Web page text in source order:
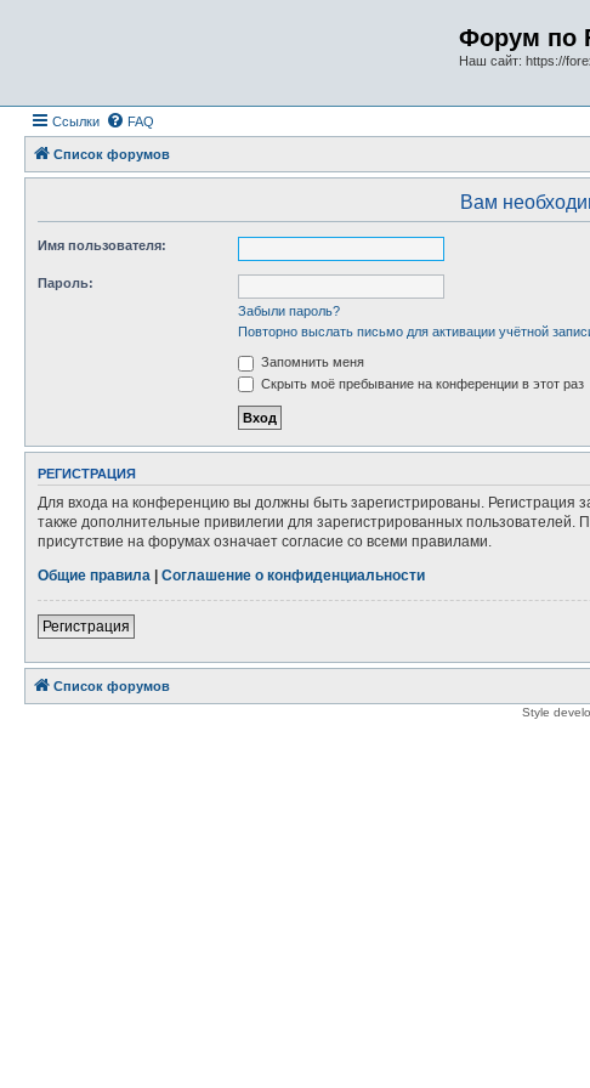
Форум по
Наш сайт: https://
Ссылки FAQ
Список форумов
Вам
Имя пользователя:
Пароль:
Забыли пароль?
Повторно выслать письмо для активации учётной
Запомнить меня
Скрыть моё пребывание на конференции в этот раз
РЕГИСТРАЦИЯ
Для входа на конференцию вы должны быть зарегистрированы. Регистрация
также дополнительные привилегии для зарегистрированных
присутствие на форумах означает согласие со всеми правилами.
Общие правила | Соглашение о конфиденциальности
Регистрация
Список форумов
Style